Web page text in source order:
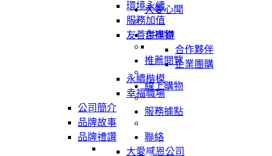
環境永續
服務加值
友善供應鏈
合作夥伴
企業團購
永續楷模
幸福職場
公司簡介
品牌故事
品牌禮讚
大愛感恩公司
大愛心聞
吉祥物
推薦閱覽
線上購物
服務據點
聯絡